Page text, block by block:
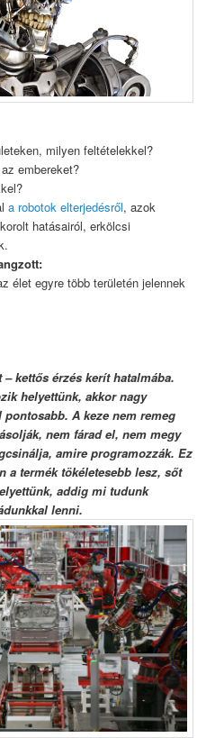
milyen feltételekkel?
embereket?
a robotok elterjedésről, azok
hatásairól, erkölcsi
élet egyre több területén jelennek
kettős érzés kerít hatalmába.
helyettünk, akkor nagy
A keze nem remeg
nem fárad el, nem megy
amire programozzák. Ez
a termék tökéletesebb lesz, sőt
addig mi tudunk
lenni.